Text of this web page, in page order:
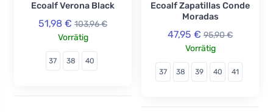
Ecoalf Verona Black
51,98 € 103,96 €
Vorrätig
37 38 40
Ecoalf Zapatillas Conde
Moradas
47,95 € 95,90 €
Vorrätig
37 38 39 40 41